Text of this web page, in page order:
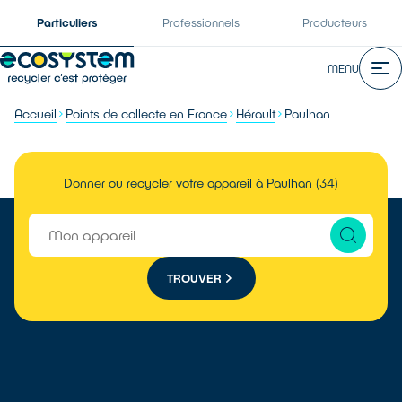
Particuliers Professionnels Producteurs
MENU
Accueil Points de collecte en France Hérault Paulhan
Donner ou recycler votre appareil à Paulhan (34)
TROUVER